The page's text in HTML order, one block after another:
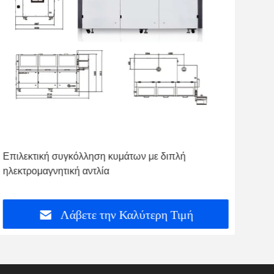
Εύκαμπτη Μονάδα Χωρίς Μόλυβδο Μηχανή
Συγκόλλησης Κυμάτων
Λάβετε την Καλύτερη Τιμή